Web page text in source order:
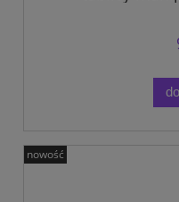
nowość